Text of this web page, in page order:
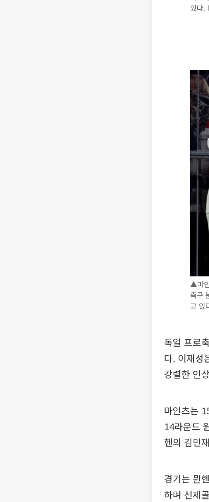
있다.
▲마
축구
고 있
독일 프로
다. 이재성
강렬한 인
마인츠는
14라운드
헨의 김민
경기는 뮌
하며 선제